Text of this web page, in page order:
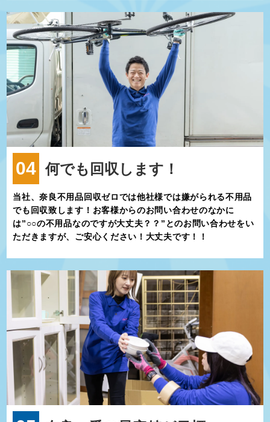
04 何でも回収します！
当社、奈良不用品回収ゼロでは他社様では嫌がられる不用品
でも回収致します！お客様からのお問い合わせのなかに
は”○○の不用品なのですが大丈夫？？”とのお問い合わせをい
ただきますが、ご安心ください！大丈夫です！！